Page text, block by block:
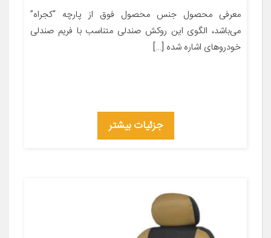
معرفی محصول جنس محصول فوق از پارچه “کجراه”
می‌باشد، الگوی این روکش صندلی متناسب با فریم صندلی
خودروهای اشاره شده […]
جزئیات بیشتر